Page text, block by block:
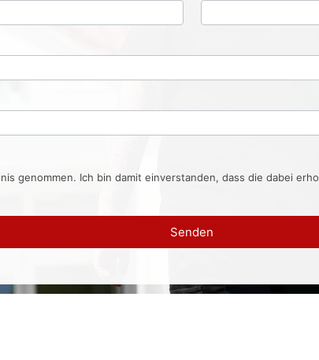
genommen. Ich bin damit einverstanden, dass die dabei
Senden